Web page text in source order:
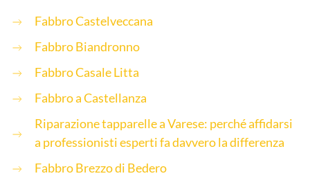
Fabbro Castelveccana
Fabbro Biandronno
Fabbro Casale Litta
Fabbro a Castellanza
Riparazione tapparelle a Varese: perché affidarsi
a professionisti esperti fa davvero la differenza
Fabbro Brezzo di Bedero